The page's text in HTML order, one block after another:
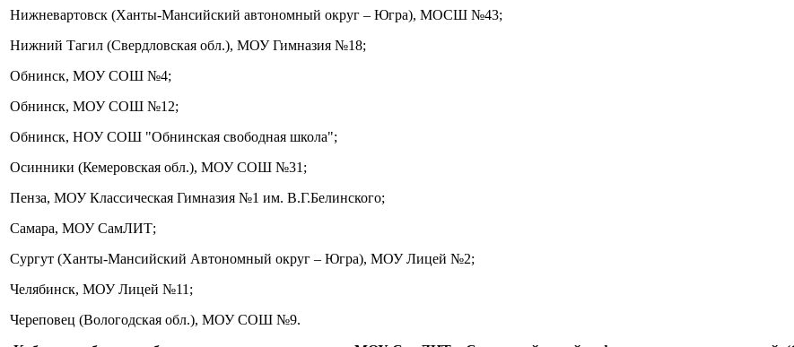
Нижневартовск (Ханты-Мансийский автономный округ – Югра), МОСШ №43;
Нижний Тагил (Свердловская обл.), МОУ Гимназия №18;
Обнинск, МОУ СОШ №4;
Обнинск, МОУ СОШ №12;
Обнинск, НОУ СОШ "Обнинская свободная школа";
Осинники (Кемеровская обл.), МОУ СОШ №31;
Пенза, МОУ Классическая Гимназия №1 им. В.Г.Белинского;
Самара, МОУ СамЛИТ;
Сургут (Ханты-Мансийский Автономный округ – Югра), МОУ Лицей №2;
Челябинск, МОУ Лицей №11;
Череповец (Вологодская обл.), МОУ СОШ №9.